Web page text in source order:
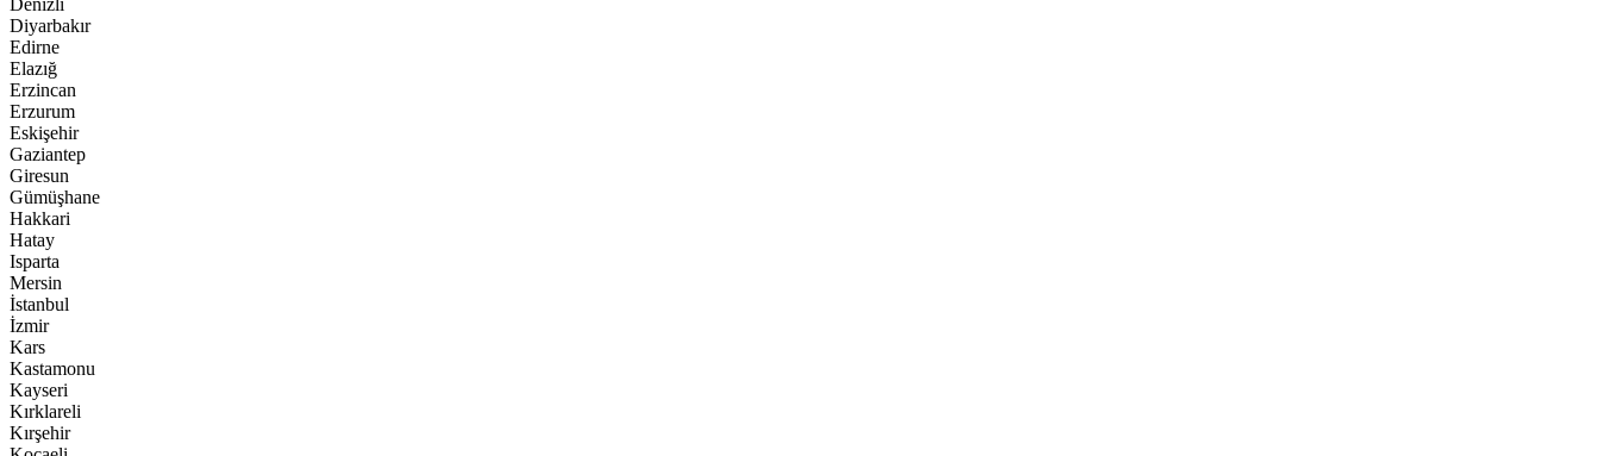
Denizli
Diyarbakır
Edirne
Elazığ
Erzincan
Erzurum
Eskişehir
Gaziantep
Giresun
Gümüşhane
Hakkari
Hatay
Isparta
Mersin
İstanbul
İzmir
Kars
Kastamonu
Kayseri
Kırklareli
Kırşehir